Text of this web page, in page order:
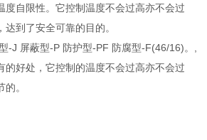
度自限性。它控制温度不会过高亦不会过
到了安全可靠的目的。
-J 屏蔽型-P 防护型-PF 防腐型-F(46/16)。,
的好处，它控制的温度不会过高亦不会过
。